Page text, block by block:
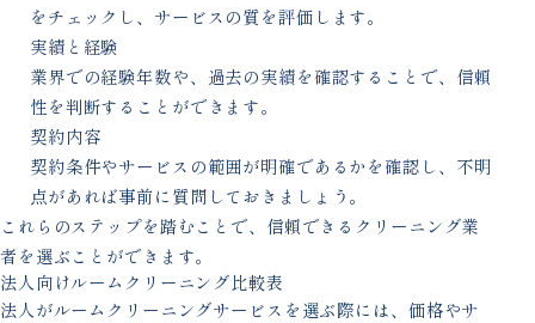
をチェックし、サービスの質を評価します。
実績と経験
業界での経験年数や、過去の実績を確認することで、信頼
性を判断することができます。
契約内容
契約条件やサービスの範囲が明確であるかを確認し、不明
点があれば事前に質問しておきましょう。
これらのステップを踏むことで、信頼できるクリーニング業
者を選ぶことができます。
法人向けルームクリーニング比較表
法人がルームクリーニングサービスを選ぶ際には、価格やサ